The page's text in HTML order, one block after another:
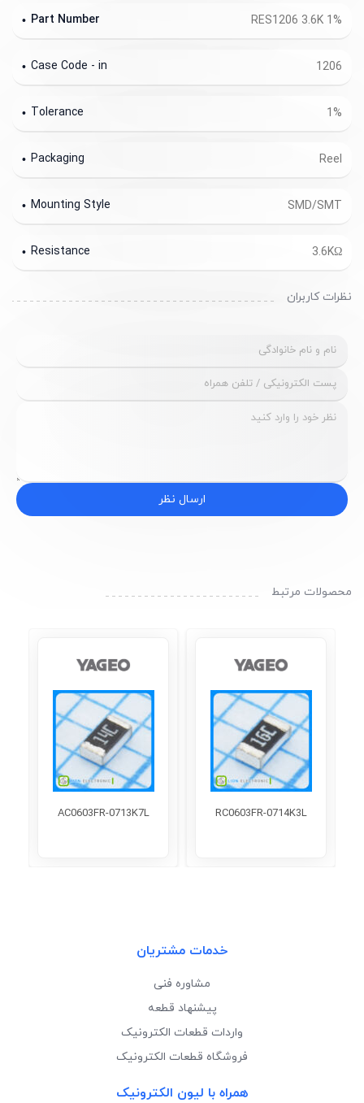
RES1206 3.6K 1%
Part Number
1206
Case Code - in
1%
Tolerance
Reel
Packaging
SMD/SMT
Mounting Style
3.6KΩ
Resistance
نظرات کاربران
ارسال نظر
محصولات مرتبط
RC0603FR-0714K3L
AC0603FR-0713K7L
خدمات مشتریان
مشاوره فنی
پیشنهاد قطعه
واردات قطعات الکترونیک
فروشگاه قطعات الکترونیک
همراه با لیون الکترونیک